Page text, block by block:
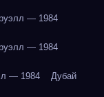
— 1984
— 1984
— 1984 Дубай